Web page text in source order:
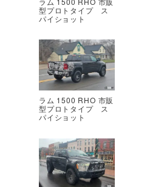
型プロトタイプ ス
パイショット
ラム 1500 RHO 市販
型プロトタイプ ス
パイショット